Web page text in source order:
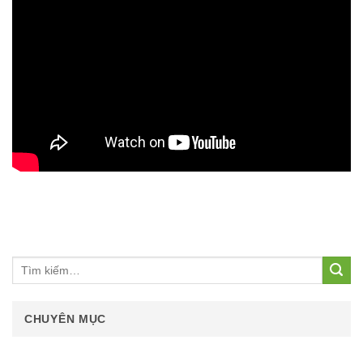
Tìm
CHUYÊN MỤC